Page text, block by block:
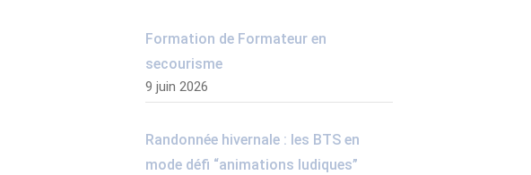
Formation de Formateur en
secourisme
9 juin 2026
Randonnée hivernale : les BTS en
mode défi “animations ludiques”